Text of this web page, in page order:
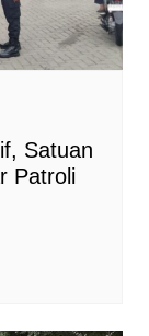
Satuan
Patroli